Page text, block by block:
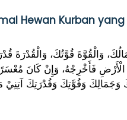
Hewan Kurban
وَالْقُوَّةَ قُوَّتُكَ، وَالْقُدْرَةَ
فَأَخْرِجْهُ، وَإِنْ كَانَ
وَقُوَّتِكَ وَقُدْرَتِكَ آتِنِيْ